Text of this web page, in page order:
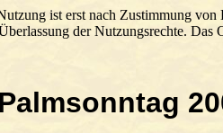
ist erst nach Zustimmung von
der Nutzungsrechte. Das
Palmsonntag